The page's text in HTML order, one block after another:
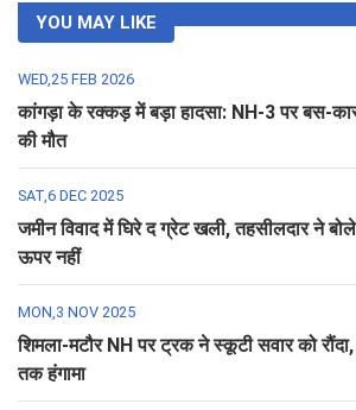
YOU MAY LIKE
WED,25 FEB 2026
कांगड़ा के रक्कड़ में बड़ा हादसा: NH-3 पर बस-
की मौत
SAT,6 DEC 2025
जमीन विवाद में घिरे द ग्रेट खली, तहसीलदार ने
ऊपर नहीं
MON,3 NOV 2025
शिमला-मटौर NH पर ट्रक ने स्कूटी सवार को
तक हंगामा